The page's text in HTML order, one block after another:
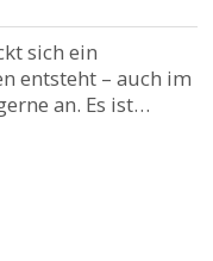
sich ein
entsteht – auch im
an. Es ist…